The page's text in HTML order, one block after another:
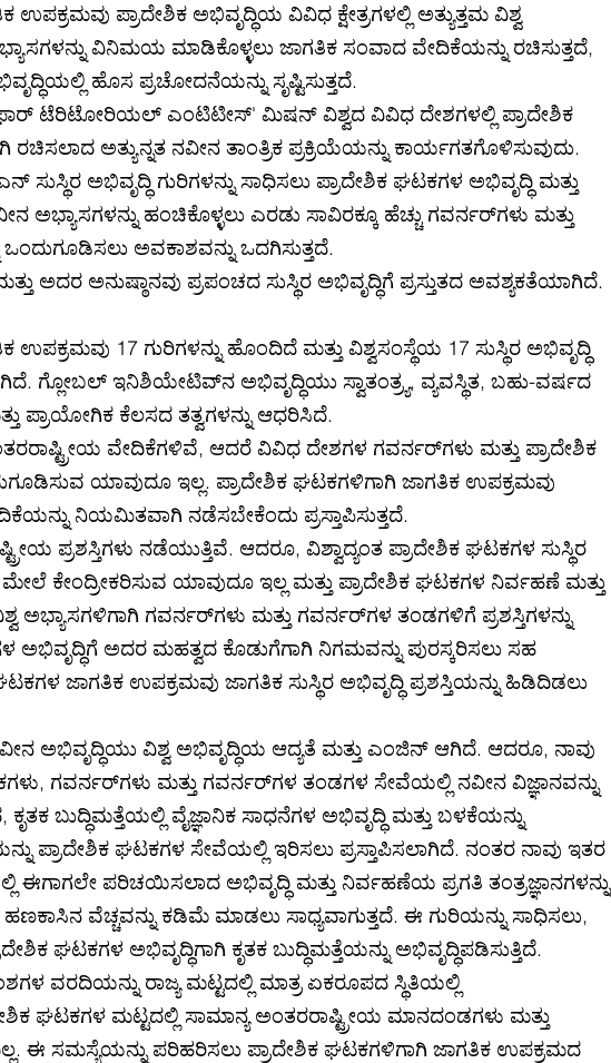
ಪ್ರಾದೇಶಿಕ ಅಭಿವೃದ್ಧಿಯ ವಿವಿಧ ಕ್ಷೇತ್ರಗಳಲ್ಲಿ ಅತ್ಯುತ್ತಮ ವಿಶ್ವ
ವಿನಿಮಯ ಮಾಡಿಕೊಳ್ಳಲು ಜಾಗತಿಕ ಸಂವಾದ ವೇದಿಕೆಯನ್ನು ರಚಿಸುತ್ತದೆ,
ಹೊಸ ಪ್ರಚೋದನೆಯನ್ನು ಸೃಷ್ಟಿಸುತ್ತದೆ.
ಟೆರಿಟೋರಿಯಲ್ ಎಂಟಿಟೀಸ್' ಮಿಷನ್ ವಿಶ್ವದ ವಿವಿಧ ದೇಶಗಳಲ್ಲಿ ಪ್ರಾದೇಶಿಕ
ರಚಿಸಲಾದ ಅತ್ಯುನ್ನತ ನವೀನ ತಾಂತ್ರಿಕ ಪ್ರಕ್ರಿಯೆಯನ್ನು ಕಾರ್ಯಗತಗೊಳಿಸುವುದು.
ಅಭಿವೃದ್ಧಿ ಗುರಿಗಳನ್ನು ಸಾಧಿಸಲು ಪ್ರಾದೇಶಿಕ ಘಟಕಗಳ ಅಭಿವೃದ್ಧಿ ಮತ್ತು
ಅಭ್ಯಾಸಗಳನ್ನು ಹಂಚಿಕೊಳ್ಳಲು ಎರಡು ಸಾವಿರಕ್ಕೂ ಹೆಚ್ಚು ಗವರ್ನರ್‌ಗಳು ಮತ್ತು
ಅವಕಾಶವನ್ನು ಒದಗಿಸುತ್ತದೆ.
ಅನುಷ್ಠಾನವು ಪ್ರಪಂಚದ ಸುಸ್ಥಿರ ಅಭಿವೃದ್ಧಿಗೆ ಪ್ರಸ್ತುತದ ಅವಶ್ಯಕತೆಯಾಗಿದೆ.
ಉಪಕ್ರಮವು 17 ಗುರಿಗಳನ್ನು ಹೊಂದಿದೆ ಮತ್ತು ವಿಶ್ವಸಂಸ್ಥೆಯ 17 ಸುಸ್ಥಿರ ಅಭಿವೃದ್ಧಿ
ಗ್ಲೋಬಲ್ ಇನಿಶಿಯೇಟಿವ್‌ನ ಅಭಿವೃದ್ಧಿಯು ಸ್ವಾತಂತ್ರ್ಯ, ವ್ಯವಸ್ಥಿತ, ಬಹು-ವರ್ಷದ
ಪ್ರಾಯೋಗಿಕ ಕೆಲಸದ ತತ್ವಗಳನ್ನು ಆಧರಿಸಿದೆ.
ವೇದಿಕೆಗಳಿವೆ, ಆದರೆ ವಿವಿಧ ದೇಶಗಳ ಗವರ್ನರ್‌ಗಳು ಮತ್ತು ಪ್ರಾದೇಶಿಕ
ಯಾವುದೂ ಇಲ್ಲ. ಪ್ರಾದೇಶಿಕ ಘಟಕಗಳಿಗಾಗಿ ಜಾಗತಿಕ ಉಪಕ್ರಮವು
ನಿಯಮಿತವಾಗಿ ನಡೆಸಬೇಕೆಂದು ಪ್ರಸ್ತಾಪಿಸುತ್ತದೆ.
ಪ್ರಶಸ್ತಿಗಳು ನಡೆಯುತ್ತಿವೆ. ಆದರೂ, ವಿಶ್ವಾದ್ಯಂತ ಪ್ರಾದೇಶಿಕ ಘಟಕಗಳ ಸುಸ್ಥಿರ
ಕೇಂದ್ರೀಕರಿಸುವ ಯಾವುದೂ ಇಲ್ಲ ಮತ್ತು ಪ್ರಾದೇಶಿಕ ಘಟಕಗಳ ನಿರ್ವಹಣೆ ಮತ್ತು
ಅಭ್ಯಾಸಗಳಿಗಾಗಿ ಗವರ್ನರ್‌ಗಳು ಮತ್ತು ಗವರ್ನರ್‌ಗಳ ತಂಡಗಳಿಗೆ ಪ್ರಶಸ್ತಿಗಳನ್ನು
ಅಭಿವೃದ್ಧಿಗೆ ಅದರ ಮಹತ್ವದ ಕೊಡುಗೆಗಾಗಿ ನಿಗಮವನ್ನು ಪುರಸ್ಕರಿಸಲು ಸಹ
ಜಾಗತಿಕ ಉಪಕ್ರಮವು ಜಾಗತಿಕ ಸುಸ್ಥಿರ ಅಭಿವೃದ್ಧಿ ಪ್ರಶಸ್ತಿಯನ್ನು ಹಿಡಿದಿಡಲು
ನವೀನ ಅಭಿವೃದ್ಧಿಯು ವಿಶ್ವ ಅಭಿವೃದ್ಧಿಯ ಆದ್ಯತೆ ಮತ್ತು ಎಂಜಿನ್ ಆಗಿದೆ. ಆದರೂ, ನಾವು
ಗವರ್ನರ್‌ಗಳು ಮತ್ತು ಗವರ್ನರ್‌ಗಳ ತಂಡಗಳ ಸೇವೆಯಲ್ಲಿ ನವೀನ ವಿಜ್ಞಾನವನ್ನು
ಬುದ್ಧಿಮತ್ತೆಯಲ್ಲಿ ವೈಜ್ಞಾನಿಕ ಸಾಧನೆಗಳ ಅಭಿವೃದ್ಧಿ ಮತ್ತು ಬಳಕೆಯನ್ನು
ಪ್ರಾದೇಶಿಕ ಘಟಕಗಳ ಸೇವೆಯಲ್ಲಿ ಇರಿಸಲು ಪ್ರಸ್ತಾಪಿಸಲಾಗಿದೆ. ನಂತರ ನಾವು ಇತರ
ಈಗಾಗಲೇ ಪರಿಚಯಿಸಲಾದ ಅಭಿವೃದ್ಧಿ ಮತ್ತು ನಿರ್ವಹಣೆಯ ಪ್ರಗತಿ ತಂತ್ರಜ್ಞಾನಗಳನ್ನು
ವೆಚ್ಚವನ್ನು ಕಡಿಮೆ ಮಾಡಲು ಸಾಧ್ಯವಾಗುತ್ತದೆ. ಈ ಗುರಿಯನ್ನು ಸಾಧಿಸಲು,
ಘಟಕಗಳ ಅಭಿವೃದ್ಧಿಗಾಗಿ ಕೃತಕ ಬುದ್ಧಿಮತ್ತೆಯನ್ನು ಅಭಿವೃದ್ಧಿಪಡಿಸುತ್ತಿದೆ.
ವರದಿಯನ್ನು ರಾಜ್ಯ ಮಟ್ಟದಲ್ಲಿ ಮಾತ್ರ ಏಕರೂಪದ ಸ್ಥಿತಿಯಲ್ಲಿ
ಘಟಕಗಳ ಮಟ್ಟದಲ್ಲಿ ಸಾಮಾನ್ಯ ಅಂತರರಾಷ್ಟ್ರೀಯ ಮಾನದಂಡಗಳು ಮತ್ತು
ಈ ಸಮಸ್ಯೆಯನ್ನು ಪರಿಹರಿಸಲು ಪ್ರಾದೇಶಿಕ ಘಟಕಗಳಿಗಾಗಿ ಜಾಗತಿಕ ಉಪಕ್ರಮದ